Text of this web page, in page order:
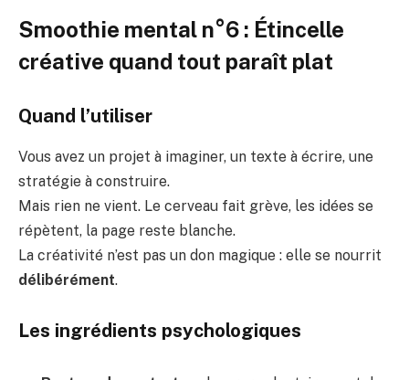
Smoothie mental n°6 : Étincelle
créative quand tout paraît plat
Quand l’utiliser
Vous avez un projet à imaginer, un texte à écrire, une
stratégie à construire.
Mais rien ne vient. Le cerveau fait grève, les idées se
répètent, la page reste blanche.
La créativité n’est pas un don magique : elle se nourrit
délibérément.
Les ingrédients psychologiques